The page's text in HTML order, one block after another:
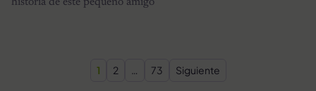
Paginación de entradas
1 2 … 73 Siguiente